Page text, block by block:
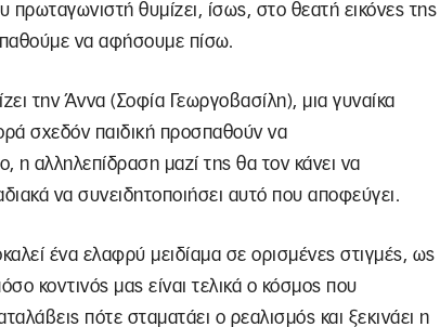
πρωταγωνιστή θυμίζει, ίσως, στο θεατή εικόνες της
να αφήσουμε πίσω.
την Άννα (Σοφία Γεωργοβασίλη), μια γυναίκα
σχεδόν παιδική προσπαθούν να
αλληλεπίδραση μαζί της θα τον κάνει να
να συνειδητοποιήσει αυτό που αποφεύγει.
ένα ελαφρύ μειδίαμα σε ορισμένες στιγμές, ως
κοντινός μας είναι τελικά ο κόσμος που
πότε σταματάει ο ρεαλισμός και ξεκινάει η